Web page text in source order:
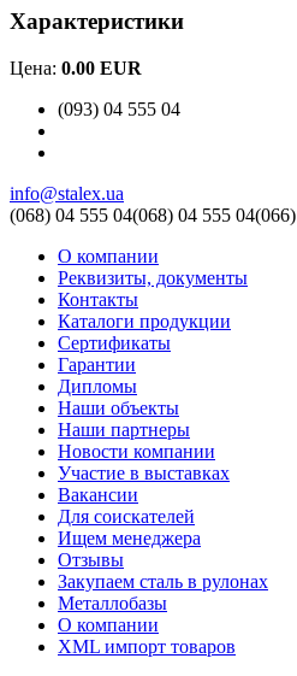
Характеристики
Цена: 0.00 EUR
(093) 04 555 04
info@stalex.ua
(068) 04 555 04(068) 04 555 04(066)
О компании
Реквизиты, документы
Контакты
Каталоги продукции
Сертификаты
Гарантии
Дипломы
Наши объекты
Наши партнеры
Новости компании
Участие в выставках
Вакансии
Для соискателей
Ищем менеджера
Отзывы
Закупаем сталь в рулонах
Металлобазы
О компании
XML импорт товаров